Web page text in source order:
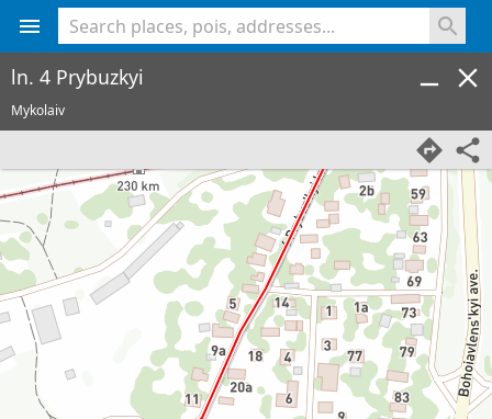
ln. 4 Prybuzkyi
Mykolaiv
<% console.log(hcard) %>